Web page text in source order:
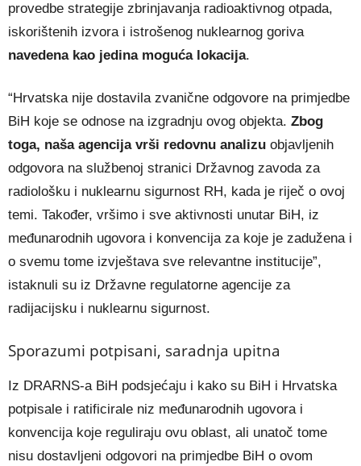
provedbe strategije zbrinjavanja radioaktivnog otpada,
iskorištenih izvora i istrošenog nuklearnog goriva
navedena kao jedina moguća lokacija.
“Hrvatska nije dostavila zvanične odgovore na primjedbe
BiH koje se odnose na izgradnju ovog objekta. Zbog
toga, naša agencija vrši redovnu analizu objavljenih
odgovora na službenoj stranici Državnog zavoda za
radiološku i nuklearnu sigurnost RH, kada je riječ o ovoj
temi. Također, vršimo i sve aktivnosti unutar BiH, iz
međunarodnih ugovora i konvencija za koje je zadužena i
o svemu tome izvještava sve relevantne institucije”,
istaknuli su iz Državne regulatorne agencije za
radijacijsku i nuklearnu sigurnost.
Sporazumi potpisani, saradnja upitna
Iz DRARNS-a BiH podsjećaju i kako su BiH i Hrvatska
potpisale i ratificirale niz međunarodnih ugovora i
konvencija koje reguliraju ovu oblast, ali unatoč tome
nisu dostavljeni odgovori na primjedbe BiH o ovom